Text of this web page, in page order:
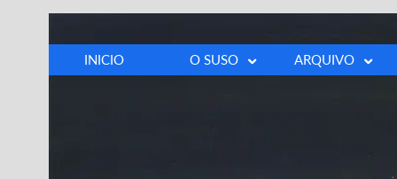
INICIO
O SUSO
ARQUIVO